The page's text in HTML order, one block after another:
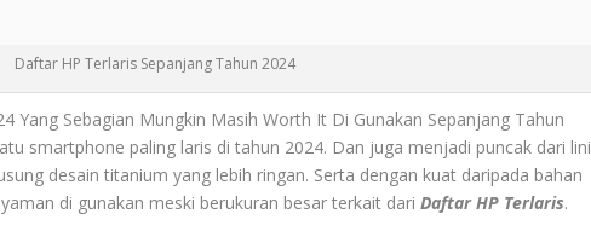
Daftar HP Terlaris Sepanjang Tahun 2024
Yang Sebagian Mungkin Masih Worth It Di Gunakan Sepanjang Tahun
smartphone paling laris di tahun 2024. Dan juga menjadi puncak dari lini
desain titanium yang lebih ringan. Serta dengan kuat daripada bahan
di gunakan meski berukuran besar terkait dariDaftar HP Terlaris.